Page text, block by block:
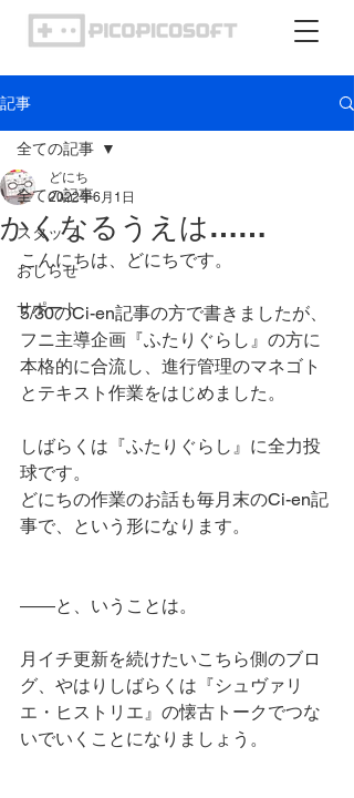
記事
全ての記事
スタッフ
おしらせ
サポート
全ての記事
かくなるうえは……
どにち
2022年6月1日
こんにちは、どにちです。
5/30のCi-en記事の方で書きましたが、
フニ主導企画『ふたりぐらし』の方に
本格的に合流し、進行管理のマネゴト
とテキスト作業をはじめました。
しばらくは『ふたりぐらし』に全力投
球です。
どにちの作業のお話も毎月末のCi-en記
事で、という形になります。
――と、いうことは。
月イチ更新を続けたいこちら側のブロ
グ、やはりしばらくは『シュヴァリ
エ・ヒストリエ』の懐古トークでつな
いでいくことになりましょう。